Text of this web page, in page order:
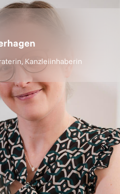
Kanzleiinhaberin